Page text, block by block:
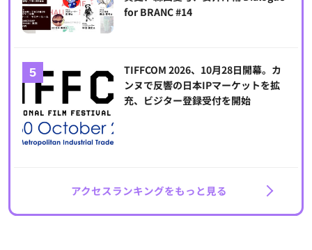
for BRANC #14
TIFFCOM 2026、10月28日開幕。カ
ンヌで反響の日本IPマーケットを拡
充、ビジター登録受付を開始
アクセスランキングをもっと見る